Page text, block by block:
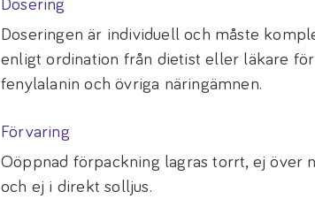
Dosering
Doseringen är individuell och måste
enligt ordination från dietist eller läkare
fenylalanin och övriga näringämnen.
Förvaring
Oöppnad förpackning lagras torrt, ej över
och ej i direkt solljus.